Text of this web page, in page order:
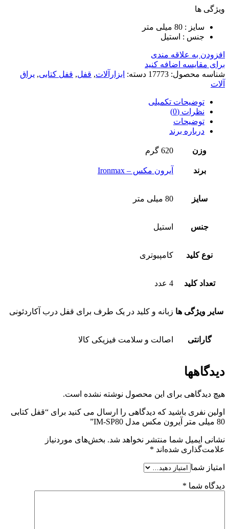
ویژگی ها
سایز : 80 میلی متر
جنس : استیل
افزودن به علاقه مندی
برای مقایسه اضافه کنید
شناسه محصول: 17773 دسته: ابزارآلات, قفل, قفل کتابی, یراق
آلات
توضیحات تکمیلی
نظرات (0)
توضیحات
درباره برند
وزن 620 گرم
برند آیرون مکس – Ironmax
سایز 80 میلی متر
جنس استیل
نوع کلید کامپیوتری
تعداد کلید 4 عدد
سایر ویژگی ها زبانه و کلید در یک طرف برای قفل درب آکاردئونی
گارانتی اصالت و سلامت فیزیکی کالا
دیدگاهها
هیچ دیدگاهی برای این محصول نوشته نشده است.
اولین نفری باشید که دیدگاهی را ارسال می کنید برای “قفل کتابی
80 میلی متر آیرون مکس مدل IM-SP80”
نشانی ایمیل شما منتشر نخواهد شد. بخش‌های موردنیاز
علامت‌گذاری شده‌اند *
امتیاز شما
دیدگاه شما *